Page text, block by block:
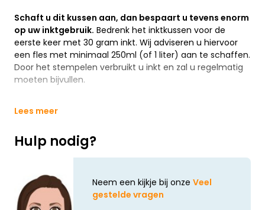
Schaft u dit kussen aan, dan bespaart u tevens enorm
op uw inktgebruik. Bedrenk het inktkussen voor de
eerste keer met 30 gram inkt. Wij adviseren u hiervoor
een fles met minimaal 250ml (of 1 liter) aan te schaffen.
Door het stempelen verbruikt u inkt en zal u regelmatig
moeten bijvullen.
Lees meer
Hulp nodig?
Neem een kijkje bij onze Veel
gestelde vragen